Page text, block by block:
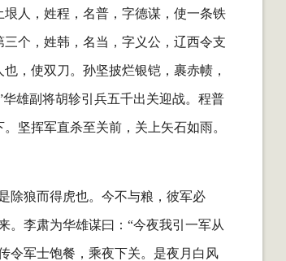
人，姓程，名普，字德谋，使一条铁
个，姓韩，名当，字义公，辽西令支
，使双刀。孙坚披烂银铠，裹赤帻，
雄副将胡轸引兵五千出关迎战。程普
坚挥军直杀至关前，关上矢石如雨。
除狼而得虎也。今不与粮，彼军必
。李肃为华雄谋曰：“今夜我引一军从
令军士饱餐，乘夜下关。是夜月白风